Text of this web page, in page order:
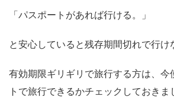
「パスポートがあれば行ける。」
と安心していると残存期間切れで行け
有効期限ギリギリで旅行する方は、今
トで旅行できるかチェックしておきま